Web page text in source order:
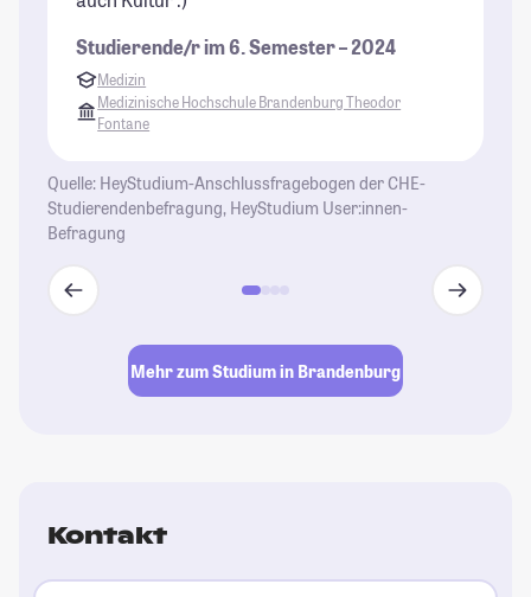
Studierende/r im 6. Semester – 2024
Medizin
Medizinische Hochschule Brandenburg Theodor
Fontane
Quelle: HeyStudium-Anschlussfragebogen der CHE-
Studierendenbefragung, HeyStudium User:innen-
Befragung
Mehr zum Studium in Brandenburg
Kontakt